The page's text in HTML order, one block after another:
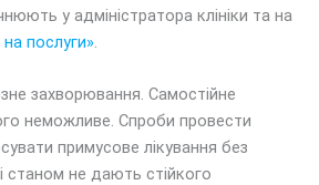
у адміністратора клініки та на
на послуги»
захворювання. Самостійне
неможливе. Спроби провести
примусове лікування без
станом не дають стійкого